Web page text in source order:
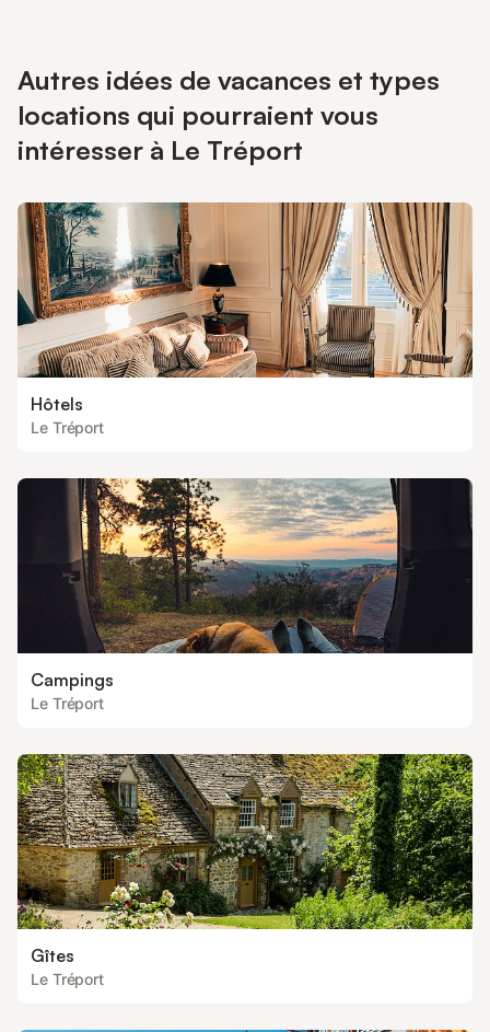
Autres idées de vacances et types
locations qui pourraient vous
intéresser à Le Tréport
Hôtels
Le Tréport
Campings
Le Tréport
Gîtes
Le Tréport